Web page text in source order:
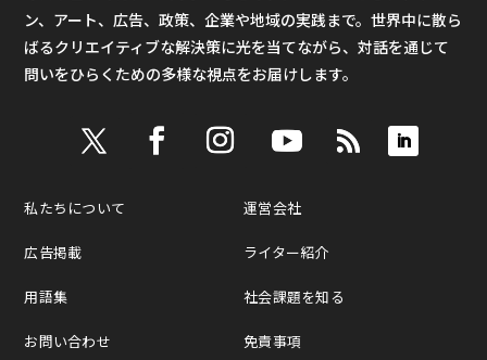
ン、アート、広告、政策、企業や地域の実践まで。世界中に散ら
ばるクリエイティブな解決策に光を当てながら、対話を通じて
問いをひらくための多様な視点をお届けします。
私たちについて
広告掲載
用語集
お問い合わせ
運営会社
ライター紹介
社会課題を知る
免責事項